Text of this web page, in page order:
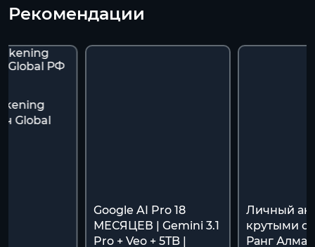
Рекомендации
Global
Google AI Pro 18
МЕСЯЦЕВ | Gemini 3.1
Pro + Veo + 5TB |
Личный
крутыми
Ранг Алмаз